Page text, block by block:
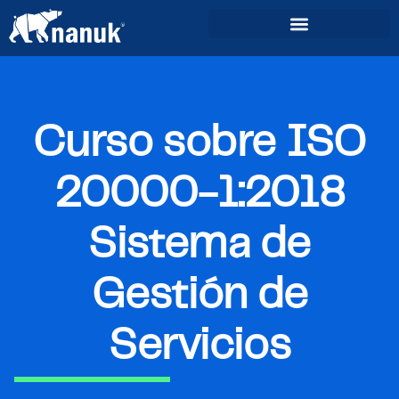
Curso sobre ISO
20000-1:2018
Sistema de
Gestión de
Servicios